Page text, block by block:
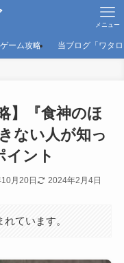
メニュー
ゲーム攻略 当ブログ「ワタ
】『食神のほ
ない人が知っ
イント
月20日 2024年2月4日
ています。